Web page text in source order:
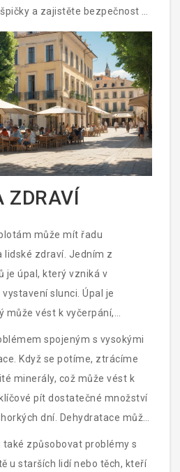
a zajistěte bezpečnost a
během letních dnů.
ZDRAVÍ
může mít řadu
lidské zdraví. Jedním z
je úpal, který vzniká v
slunci. Úpal je
může vést k vyčerpání,
i k vážnějším zdravotním
znát příznaky úpalu a
spojeným s vysokými
Když se potíme, ztrácíme
minerály, což může vést k
pít dostatečné množství
dní. Dehydratace může
a pokud není správně
následky.
způsobovat problémy s
u starších lidí nebo těch, kteří